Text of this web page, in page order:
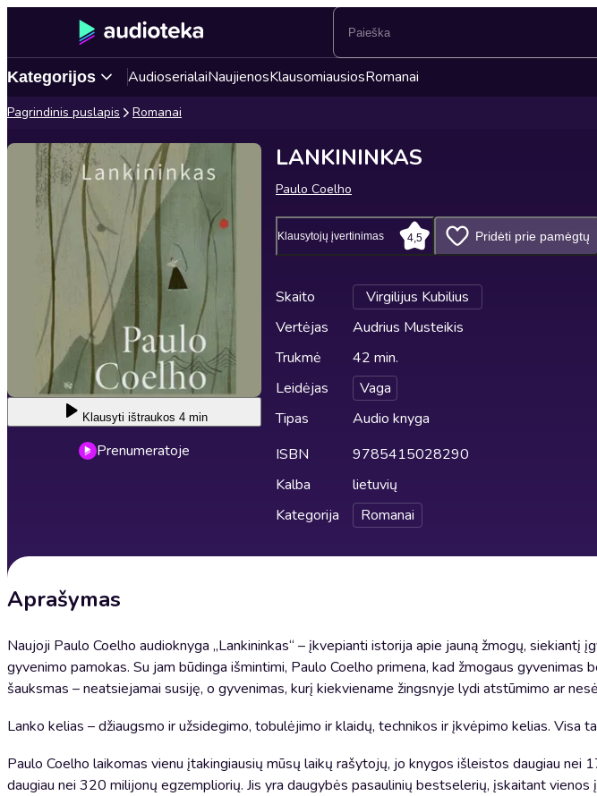
Kategorijos AudioserialaiNaujienosKlausomiausiosRomanai
Pagrindinis puslapis Romanai
Klausyti ištraukos 4 min
Prenumeratoje
LANKININKAS
Paulo Coelho
Klausytojų įvertinimas 4,5 Pridėti prie pamėgtų
Skaito
Virgilijus Kubilius
Vertėjas
Audrius Musteikis
Trukmė
42 min.
Leidėjas
Vaga
Tipas
Audio knyga
ISBN
9785415028290
Kalba
lietuvių
Kategorija
Romanai
Aprašymas
Naujoji Paulo Coelho audioknyga „Lankininkas“ – įkvepianti istorija apie jauną žmogų, siekiantį
gyvenimo pamokas. Su jam būdinga išmintimi, Paulo Coelho primena, kad žmogaus gyvenimas
šauksmas – neatsiejamai susiję, o gyvenimas, kurį kiekviename žingsnyje lydi atstūmimo ar
Lanko kelias – džiaugsmo ir užsidegimo, tobulėjimo ir klaidų, technikos ir įkvėpimo kelias. Visa
Paulo Coelho laikomas vienu įtakingiausių mūsų laikų rašytojų, jo knygos išleistos daugiau nei
daugiau nei 320 milijonų egzempliorių. Jis yra daugybės pasaulinių bestselerių, įskaitant